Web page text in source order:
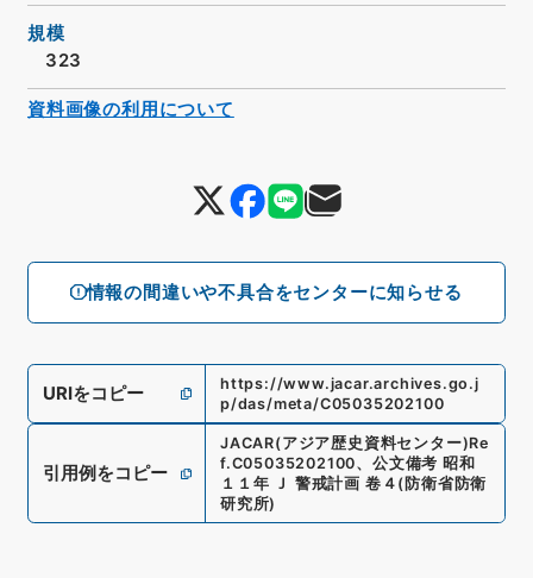
情報の間違いや不具合をセンターに知らせる
規模
323
URIをコピー
https://www.jacar.archives.go.j
p/das/meta/C05035202100
引用例をコピー
JACAR(アジア歴史資料センター)Re
f.C05035202100、 公文備考 昭和
１１年 Ｊ 警戒計画 卷４ ( 防衛省防衛
研究所)
資料画像の利用について